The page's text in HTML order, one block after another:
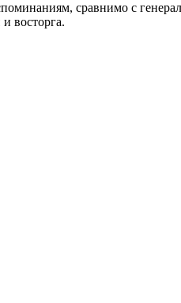
сравнимо с
восторга.